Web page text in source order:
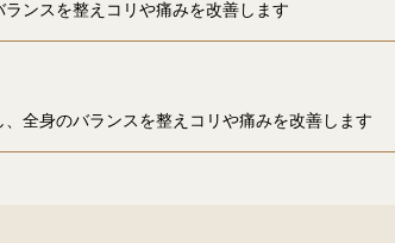
ンスを整えコリや痛みを改善します
全身のバランスを整えコリや痛みを改善します